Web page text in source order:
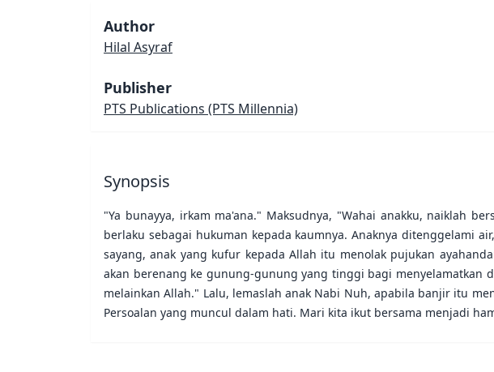
Author
Hilal Asyraf
Publisher
PTS Publications (PTS Millennia)
Synopsis
"Ya bunayya, irkam ma'ana." Maksudnya, "Wahai anakku, naiklah
berlaku sebagai hukuman kepada kaumnya. Anaknya ditenggelami
sayang, anak yang kufur kepada Allah itu menolak pujukan
akan berenang ke gunung-gunung yang tinggi bagi menyelamatkan
melainkan Allah." Lalu, lemaslah anak Nabi Nuh, apabila banjir itu
Persoalan yang muncul dalam hati. Mari kita ikut bersama menjadi